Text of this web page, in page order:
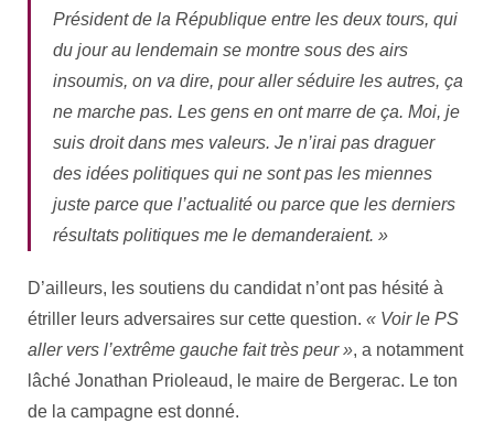
Président de la République entre les deux tours, qui
du jour au lendemain se montre sous des airs
insoumis, on va dire, pour aller séduire les autres, ça
ne marche pas. Les gens en ont marre de ça. Moi, je
suis droit dans mes valeurs. Je n’irai pas draguer
des idées politiques qui ne sont pas les miennes
juste parce que l’actualité ou parce que les derniers
résultats politiques me le demanderaient. »
D’ailleurs, les soutiens du candidat n’ont pas hésité à
étriller leurs adversaires sur cette question. « Voir le PS
aller vers l’extrême gauche fait très peur », a notamment
lâché Jonathan Prioleaud, le maire de Bergerac. Le ton
de la campagne est donné.